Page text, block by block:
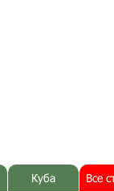
Куба Все